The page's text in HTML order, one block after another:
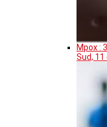
Mpox :
Sud,